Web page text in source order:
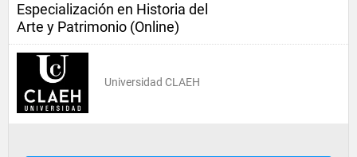
Especialización en Historia del
Arte y Patrimonio (Online)
Universidad CLAEH